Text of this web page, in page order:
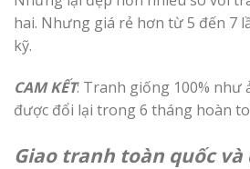
hai. Nhưng giá rẻ hơn từ 5 đến 7
kỹ.
CAM KẾT: Tranh giống 100% như
được đổi lại trong 6 tháng hoàn
Giao tranh toàn quốc và